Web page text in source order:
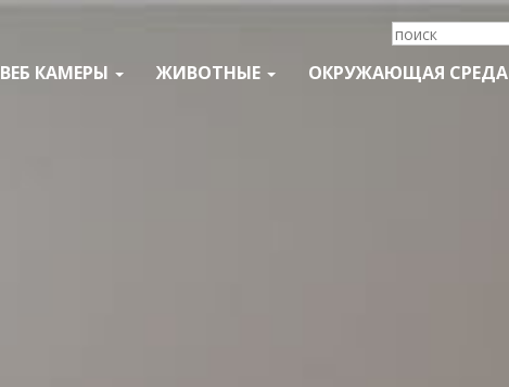
ВЕБ КАМЕРЫ ЖИВОТНЫЕ ОКРУЖАЮЩАЯ СРЕДА